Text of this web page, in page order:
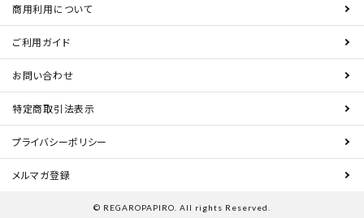
商用利用について
ご利用ガイド
お問い合わせ
特定商取引法表示
プライバシーポリシー
メルマガ登録
© REGAROPAPIRO. All rights Reserved.